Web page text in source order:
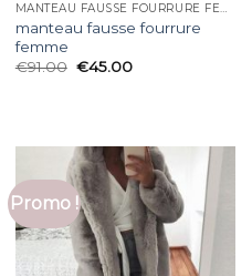
MANTEAU FAUSSE FOURRURE FEMME
manteau fausse fourrure
femme
€91.00 €45.00
Promo !